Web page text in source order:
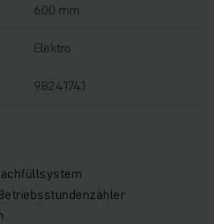
600 mm
Elektro
98241741